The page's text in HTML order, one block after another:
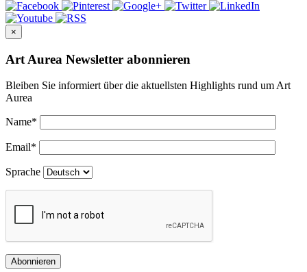
×
Art Aurea Newsletter abonnieren
Bleiben Sie informiert über die aktuellsten Highlights rund um Art
Aurea
Name*
Email*
Sprache
Abonnieren